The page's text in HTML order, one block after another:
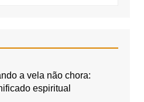
a vela não chora:
espiritual